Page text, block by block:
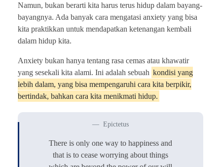
Namun, bukan berarti kita harus terus hidup dalam bayang-
bayangnya. Ada banyak cara mengatasi anxiety yang bisa
kita praktikkan untuk mendapatkan ketenangan kembali
dalam hidup kita.
Anxiety bukan hanya tentang rasa cemas atau khawatir
yang sesekali kita alami. Ini adalah sebuah kondisi yang
lebih dalam, yang bisa mempengaruhi cara kita berpikir,
bertindak, bahkan cara kita menikmati hidup.
Epictetus
There is only one way to happiness and
that is to cease worrying about things